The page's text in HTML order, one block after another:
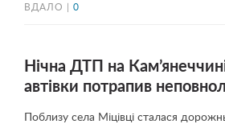
ВДАЛО | 0
Нічна ДТП на
автівки потрапив
Поблизу села Міцівці сталася